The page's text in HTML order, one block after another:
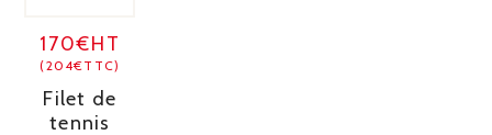
170€HT
(204€TTC)
Filet de
tennis